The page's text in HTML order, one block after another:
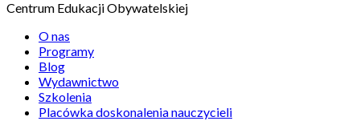
Centrum Edukacji Obywatelskiej
O nas
Programy
Blog
Wydawnictwo
Szkolenia
Placówka doskonalenia nauczycieli